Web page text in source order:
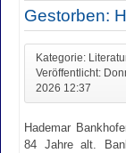
Gestorben:
Kategorie:
Veröffentlicht:
2026 12:37
Hademar
84 Jahre alt.